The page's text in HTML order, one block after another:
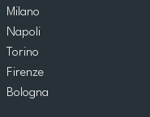
Milano
Napoli
Torino
Firenze
Bologna